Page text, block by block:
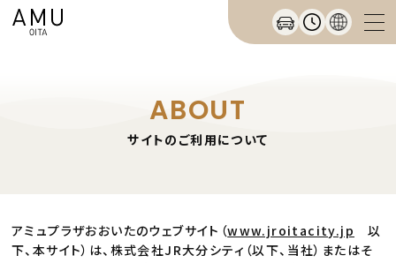
ABOUT
サイトのご利用について
アミュプラザおおいたのウェブサイト（www.jroitacity.jp
以
下、本サイト）は、株式会社JR大分シティ（以下、当社）またはそ